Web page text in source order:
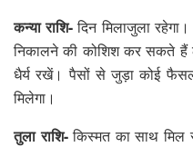
कन्या राशि-दिन मिलाजुला
निकालने की कोशिश कर सकते हैं
धैर्य रखें। पैसों से जुड़ा कोई
मिलेगा।
तुला राशि-किस्मत का साथ मिल